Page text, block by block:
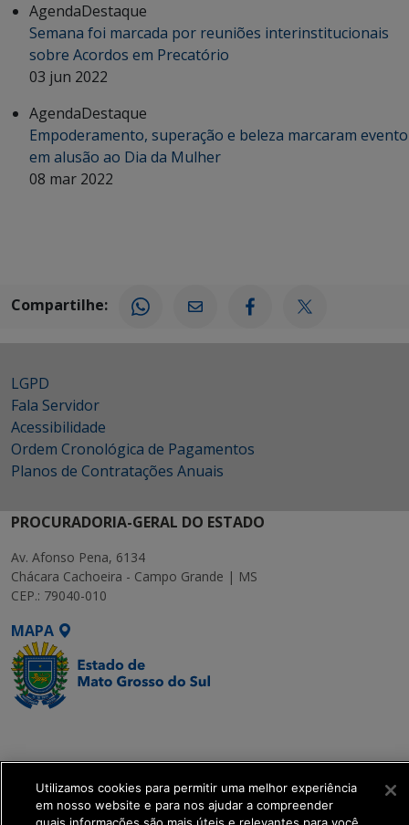
AgendaDestaque
Semana foi marcada por reuniões interinstitucionais
sobre Acordos em Precatório
03 jun 2022
AgendaDestaque
Empoderamento, superação e beleza marcaram evento
em alusão ao Dia da Mulher
08 mar 2022
Compartilhe:
LGPD
Fala Servidor
Acessibilidade
Ordem Cronológica de Pagamentos
Planos de Contratações Anuais
PROCURADORIA-GERAL DO ESTADO
Av. Afonso Pena, 6134
Chácara Cachoeira - Campo Grande | MS
CEP.: 79040-010
MAPA
Utilizamos cookies para permitir uma melhor experiência
em nosso website e para nos ajudar a compreender